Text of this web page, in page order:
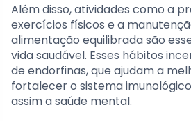
Além disso, atividades como a
exercícios físicos e a
alimentação equilibrada são
vida saudável. Esses hábitos
de endorfinas, que ajudam a
fortalecer o sistema
assim a saúde mental.